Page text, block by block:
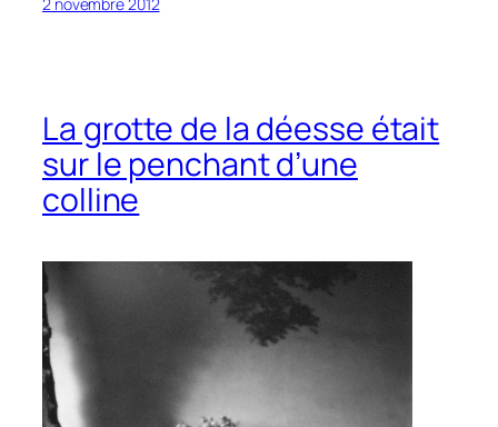
La grotte de la déesse était
sur le penchant d’une
colline